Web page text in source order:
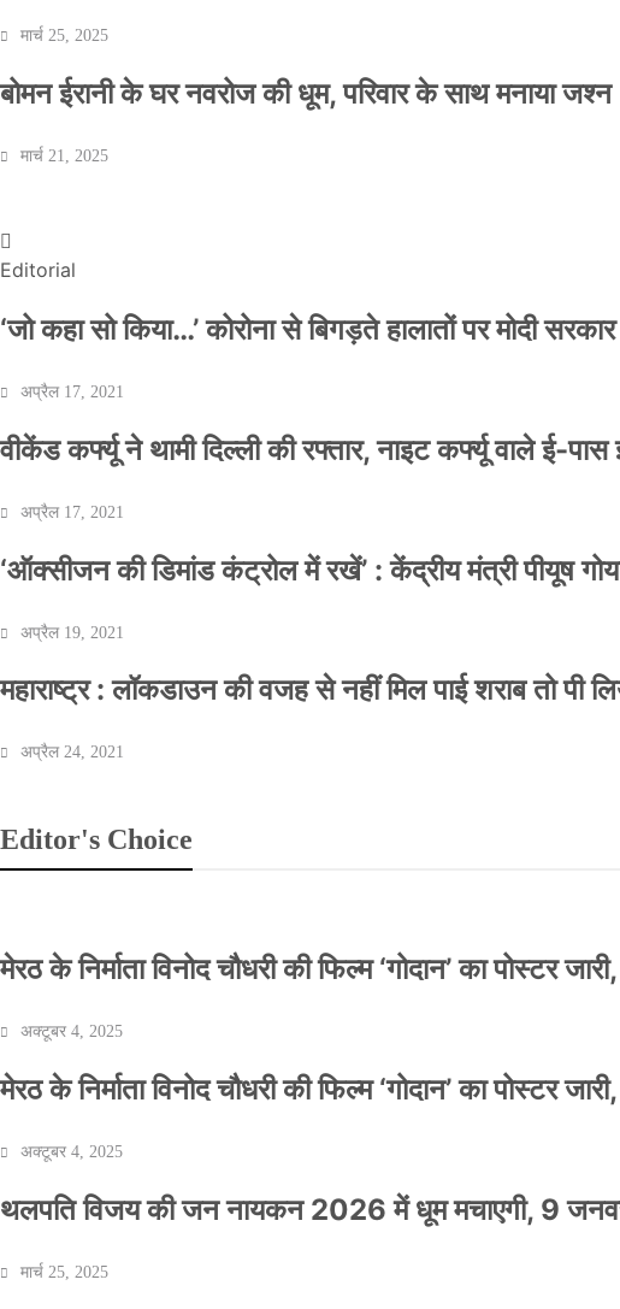
मार्च 25, 2025
बोमन ईरानी के घर नवरोज की धूम, परिवार के साथ मनाया जश्न
मार्च 21, 2025
वीकेंड कर्फ्यू ने थामी दिल्ली की रफ्तार, नाइट कर्फ्यू वाले ई-
Official Desk
Editorial
‘जो कहा सो किया…’ कोरोना से बिगड़ते हालातों पर मोदी
अप्रैल 17, 2021
वीकेंड कर्फ्यू ने थामी दिल्ली की रफ्तार, नाइट कर्फ्यू वाले ई-
अप्रैल 17, 2021
‘ऑक्सीजन की डिमांड कंट्रोल में रखें’ : केंद्रीय मंत्री पीयूष
अप्रैल 19, 2021
महाराष्ट्र : लॉकडाउन की वजह से नहीं मिल पाई शराब तो पी
अप्रैल 24, 2021
Editor's Choice
मेरठ के निर्माता विनोद चौधरी की फिल्म ‘गोदान’ का पोस्टर
अक्टूबर 4, 2025
मेरठ के निर्माता विनोद चौधरी की फिल्म ‘गोदान’ का पोस्टर
अक्टूबर 4, 2025
थलपति विजय की जन नायकन 2026 में धूम मचाएगी, 9
मार्च 25, 2025
NEWS